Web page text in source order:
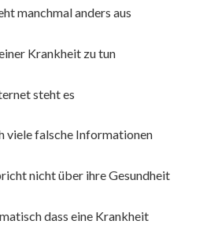
manchmal anders aus
Krankheit zu tun
steht es
viele falsche Informationen
nicht über ihre Gesundheit
dass eine Krankheit